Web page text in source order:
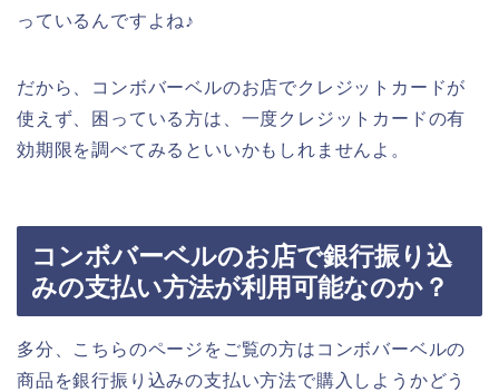
っているんですよね♪
だから、コンボバーベルのお店でクレジットカードが
使えず、困っている方は、一度クレジットカードの有
効期限を調べてみるといいかもしれませんよ。
コンボバーベルのお店で銀行振り込
みの支払い方法が利用可能なのか？
多分、こちらのページをご覧の方はコンボバーベルの
商品を銀行振り込みの支払い方法で購入しようかどう